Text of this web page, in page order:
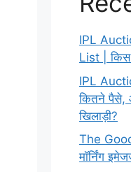
IPL
List | किस
IPL
कितने पैसे,
खिलाड़ी?
The
मॉर्निंग